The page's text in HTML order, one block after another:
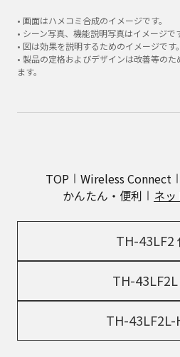
• 画面はハメコミ合成のイメージです。
• シーン写真、機能説明写真はイメージで
• 図は効果を説明するためのイメージです。
• 製品の定格およびデザインは改善等の
ます。
TOP Wireless Connect
かんたん・便利
ネ
TH-43LF2
TH-
TH-43LF2L-